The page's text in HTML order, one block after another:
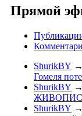
Прямой
ShurikBY →
Гомеля
ShurikBY →
ShurikBY →